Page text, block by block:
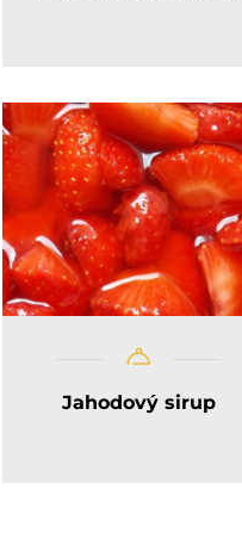
Jahodový sirup